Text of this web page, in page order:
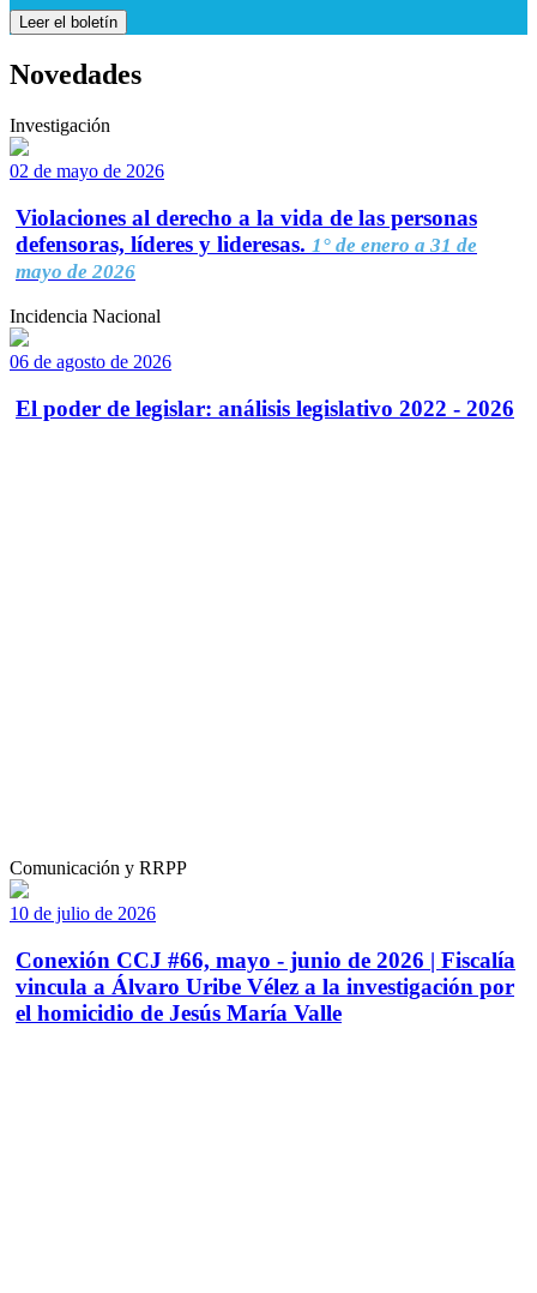
Leer el boletín
Novedades
Investigación
02 de mayo de 2026
Violaciones al derecho a la vida de las personas
defensoras, líderes y lideresas. 1° de enero a 31 de
mayo de 2026
Incidencia Nacional
06 de agosto de 2026
El poder de legislar: análisis legislativo 2022 - 2026
Comunicación y RRPP
10 de julio de 2026
Conexión CCJ #66, mayo - junio de 2026 | Fiscalía
vincula a Álvaro Uribe Vélez a la investigación por
el homicidio de Jesús María Valle